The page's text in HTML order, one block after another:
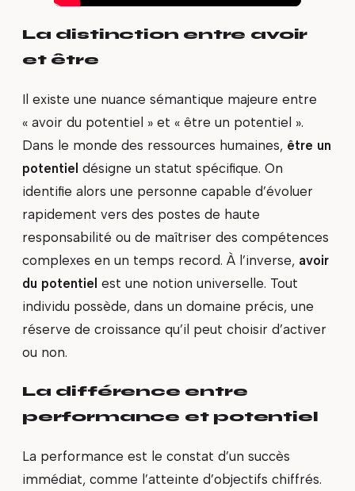
La distinction entre avoir
et être
Il existe une nuance sémantique majeure entre
« avoir du potentiel » et « être un potentiel ».
Dans le monde des ressources humaines, être un
potentiel désigne un statut spécifique. On
identifie alors une personne capable d’évoluer
rapidement vers des postes de haute
responsabilité ou de maîtriser des compétences
complexes en un temps record. À l’inverse, avoir
du potentiel est une notion universelle. Tout
individu possède, dans un domaine précis, une
réserve de croissance qu’il peut choisir d’activer
ou non.
La différence entre
performance et potentiel
La performance est le constat d’un succès
immédiat, comme l’atteinte d’objectifs chiffrés.